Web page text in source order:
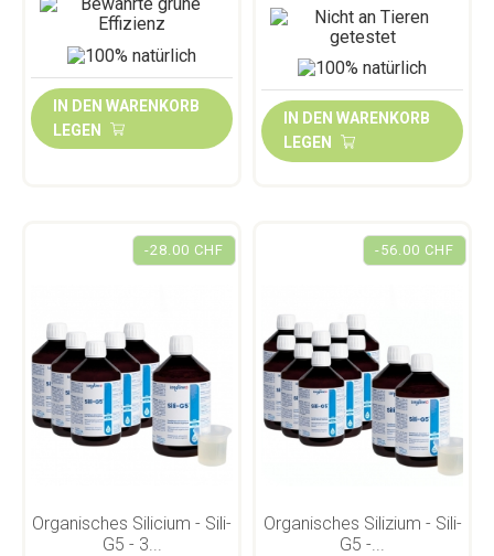
IN DEN WARENKORB
LEGEN
IN DEN WARENKORB
LEGEN
-28.00 CHF
Organisches Silicium - Sili-
G5 - 3...
-56.00 CHF
Organisches Silizium - Sili-
G5 -...